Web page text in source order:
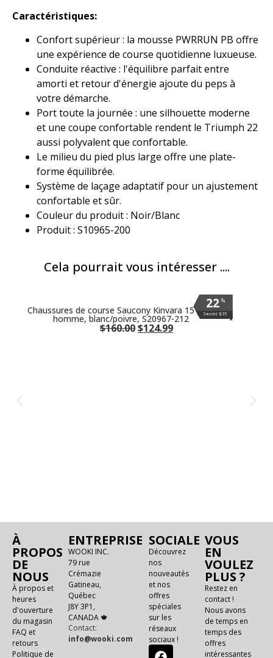
Caractéristiques:
Confort supérieur : la mousse PWRRUN PB offre
une expérience de course quotidienne luxueuse.
Conduite réactive : l'équilibre parfait entre
amorti et retour d'énergie ajoute du peps à
votre démarche.
Port toute la journée : une silhouette moderne
et une coupe confortable rendent le Triumph 22
aussi polyvalent que confortable.
Le milieu du pied plus large offre une plate-
forme équilibrée.
Système de laçage adaptatif pour un ajustement
confortable et sûr.
Couleur du produit : Noir/Blanc
Produit : S10965-200
Cela pourrait vous intéresser ....
%
22
Sauvez $35
%
22
Sauvez $35
%
22
Sauvez $35
%
22
Sauvez $35
%
22
Sauvez $35
%
22
Sauvez $35
%
22
Sauvez $35
%
22
Sauvez $35
%
22
Sauvez $35
%
22
Sauvez $35
%
22
Sauvez $35
%
22
Sauvez $35
%
22
Sauvez $35
Chaussures de course Saucony Kinvara 15 pour
homme, blanc/poivre, S20967-212
$160.00$124.99
À
PROPOS
DE
NOUS
À propos et
heures
d'ouverture
du magasin
FAQ et
retours
Politique de
ENTREPRISE
WOOKI INC.
79 rue
Crémazie
Gatineau,
Québec
J8Y 3P1,
CANADA 🍁
Contact:
info@wooki.com
SOCIALE
Découvrez
nos
nouveautés
et nos
offres
spéciales
sur les
réseaux
sociaux !
VOUS
EN
VOULEZ
PLUS ?
Restez en
contact !
Nous avons
de temps en
temps des
offres
intéressantes